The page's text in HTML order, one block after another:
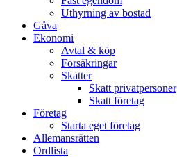
Uthyrning av bostad
Gåva
Ekonomi
Avtal & köp
Försäkringar
Skatter
Skatt privatpersoner
Skatt företag
Företag
Starta eget företag
Allemansrätten
Ordlista